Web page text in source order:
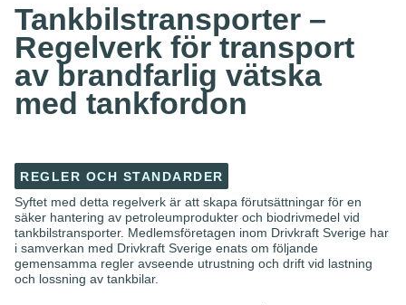
Tankbilstransporter –
Regelverk för transport
av brandfarlig vätska
med tankfordon
REGLER OCH STANDARDER
Syftet med detta regelverk är att skapa förutsättningar för en
säker hantering av petroleumprodukter och biodrivmedel vid
tankbilstransporter. Medlemsföretagen inom Drivkraft Sverige har
i samverkan med Drivkraft Sverige enats om följande
gemensamma regler avseende utrustning och drift vid lastning
och lossning av tankbilar.